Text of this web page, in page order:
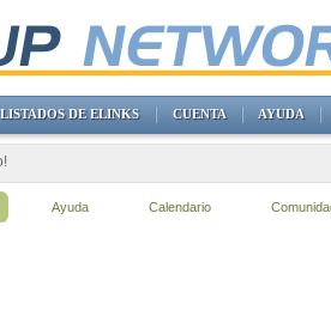
LISTADOS DE ELINKS CUENTA AYUDA
Ayuda Calendario